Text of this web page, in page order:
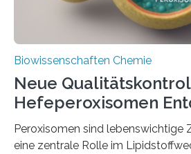
Biowissenschaften Chemie
Neue
Hefeperoxisomen
Peroxisomen sind lebenswichtige
eine zentrale Rolle im